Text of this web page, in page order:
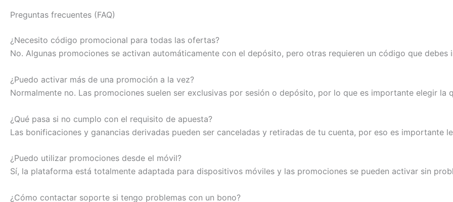
Preguntas frecuentes (FAQ)
¿Necesito código promocional para todas las ofertas?
No. Algunas promociones se activan automáticamente con el depósito, pero otras requieren un código que debes
¿Puedo activar más de una promoción a la vez?
Normalmente no. Las promociones suelen ser exclusivas por sesión o depósito, por lo que es importante elegir la
¿Qué pasa si no cumplo con el requisito de apuesta?
Las bonificaciones y ganancias derivadas pueden ser canceladas y retiradas de tu cuenta, por eso es importante
¿Puedo utilizar promociones desde el móvil?
Sí, la plataforma está totalmente adaptada para dispositivos móviles y las promociones se pueden activar sin
¿Cómo contactar soporte si tengo problemas con un bono?